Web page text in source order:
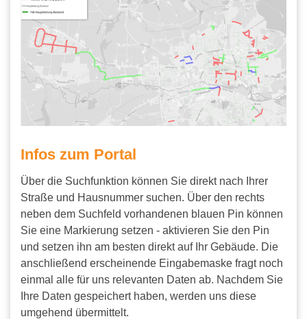
Infos zum Portal
Über die Suchfunktion können Sie direkt nach Ihrer
Straße und Hausnummer suchen. Über den rechts
neben dem Suchfeld vorhandenen blauen Pin können
Sie eine Markierung setzen - aktivieren Sie den Pin
und setzen ihn am besten direkt auf Ihr Gebäude. Die
anschließend erscheinende Eingabemaske fragt noch
einmal alle für uns relevanten Daten ab. Nachdem Sie
Ihre Daten gespeichert haben, werden uns diese
umgehend übermittelt.